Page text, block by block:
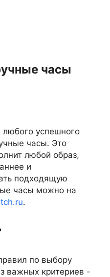
часы
успешного
часы. Это
любой образ,
и
подходящую
часы можно на
.
по выбору
важных критериев -